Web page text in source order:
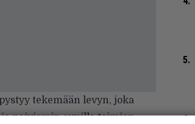
tekemään levyn, joka
naivismin avuilla toimien.